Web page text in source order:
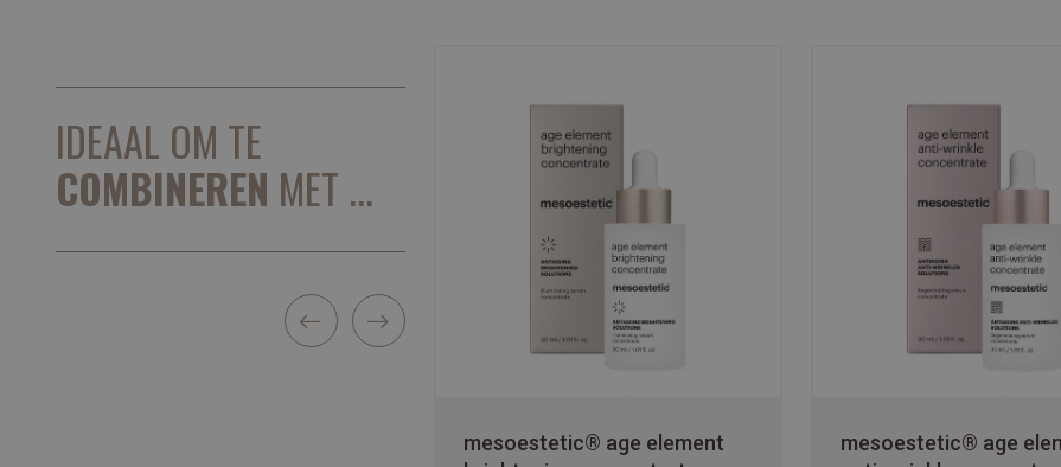
IDEAAL OM TE
COMBINEREN MET ...
mesoestetic® age element
mesoestetic® age